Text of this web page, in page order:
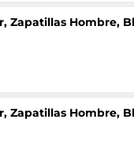
Zapatillas Hombre,
Zapatillas Hombre,